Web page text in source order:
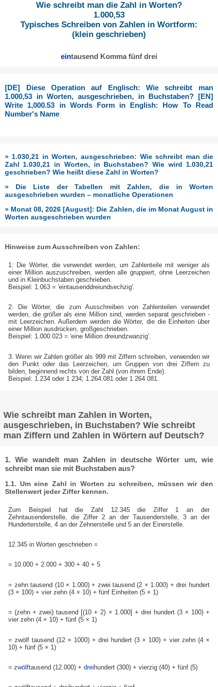
Wie schreibt man die Zahl in Worten?
1.000,53
Typisches Schreiben von Zahlen in Wortform:
(klein geschrieben)
eintausend Komma fünf drei
[DE] Diese Operation auf Englisch: Wie schreibt man
1.000,53 in Worten, ausgeschrieben, in Buchstaben? [EN]
Write 1,000.53 in Words Form in English: How To Read
Number's Name
» 1.030,21 in Worten, ausgeschrieben: Wie schreibt man die
Zahl 1.030,21 in Worten, in Buchstaben? Wie wird 1.030,21
geschrieben? Wie heißt diese Zahl in Worten?
» Die Liste der Tabellen mit Zahlen, die in Worten
ausgeschrieben wurden – monatliche Operationen
» Monat 08, 2026 [August]: Die Zahlen, die im Monat August in
Worten ausgeschrieben wurden
Hinweise zum Ausschreiben von Zahlen:
1: Die Wörter, die verwendet werden, um Zahlenteile mit weniger als
einer Million auszuschreiben, werden alle gruppiert, ohne Leerzeichen
und in Kleinbuchstaben geschrieben.
Beispiel: 1.063 = 'eintausenddreiundsechzig'.
2: Die Wörter, die zum Ausschreiben von Zahlenteilen verwendet
werden, die größer als eine Million sind, werden separat geschrieben -
mit Leerzeichen. Außerdem werden die Wörter, die die Einheiten über
einer Million ausdrücken, großgeschrieben.
Beispiel: 1.000.023 = 'eine Million dreiundzwanzig'.
3. Wenn wir Zahlen größer als 999 mit Ziffern schreiben, verwenden wir
den Punkt oder das Leerzeichen, um Gruppen von drei Ziffern zu
bilden, beginnend rechts von der Zahl (von ihrem Ende).
Beispiel: 1.234 oder 1 234; 1.264.081 oder 1 264 081.
Wie schreibt man Zahlen in Worten,
ausgeschrieben, in Buchstaben? Wie schreibt
man Ziffern und Zahlen in Wörtern auf Deutsch?
1. Wie wandelt man Zahlen in deutsche Wörter um, wie
schreibt man sie mit Buchstaben aus?
1.1. Um eine Zahl in Worten zu schreiben, müssen wir den
Stellenwert jeder Ziffer kennen.
Zum Beispiel hat die Zahl 12.345 die Ziffer 1 an der
Zehntausenderstelle, die Ziffer 2 an der Tausenderstelle, 3 an der
Hunderterstelle, 4 an der Zehnerstelle und 5 an der Einerstelle.
12.345 in Worten geschrieben =
= 10.000 + 2.000 + 300 + 40 + 5
= zehn tausend (10 × 1.000) + zwei tausend (2 × 1.000) + drei hundert
(3 × 100) + vier zehn (4 × 10) + fünf Einheiten (5 × 1)
= (zehn + zwei) tausend [(10 + 2) × 1.000] + drei hundert (3 × 100) +
vier zehn (4 × 10) + fünf (5 × 1)
= zwölf tausend (12 × 1000) + drei hundert (3 × 100) + vier zehn (4 ×
10) + fünf (5 × 1)
=zwölftausend (12.000) +drei hundert (300) + vierzig (40) + fünf (5)